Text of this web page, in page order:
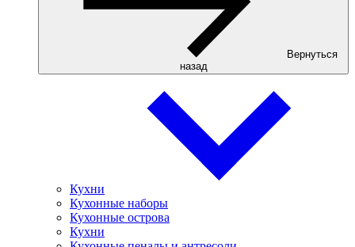
Вернуться
назад
Кухни
Кухонные наборы
Кухонные острова
Кухни